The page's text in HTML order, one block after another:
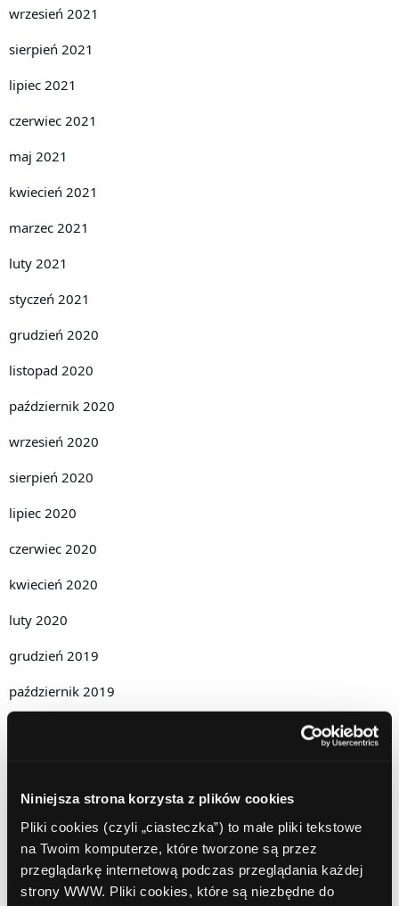
Niniejsza strona korzysta z plików cookies
Pliki cookies (czyli „ciasteczka”) to małe pliki tekstowe
na Twoim komputerze, które tworzone są przez
przeglądarkę internetową podczas przeglądania każdej
strony WWW. Pliki cookies, które są niezbędne do
wrzesień 2021
sierpień 2021
lipiec 2021
czerwiec 2021
maj 2021
kwiecień 2021
marzec 2021
luty 2021
styczeń 2021
grudzień 2020
listopad 2020
październik 2020
wrzesień 2020
sierpień 2020
lipiec 2020
czerwiec 2020
kwiecień 2020
luty 2020
grudzień 2019
październik 2019
maj 2019
kwiecień 2019
grudzień 2018